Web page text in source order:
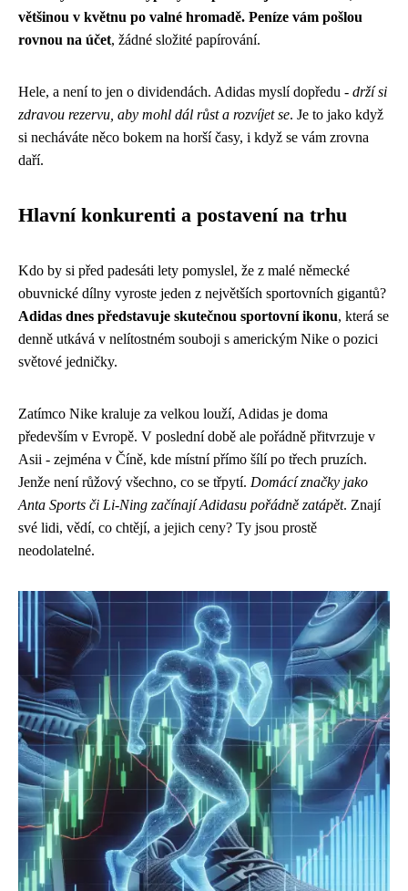
většinou v květnu po valné hromadě. Peníze vám pošlou
rovnou na účet, žádné složité papírování.
Hele, a není to jen o dividendách. Adidas myslí dopředu - drží si
zdravou rezervu, aby mohl dál růst a rozvíjet se. Je to jako když
si necháváte něco bokem na horší časy, i když se vám zrovna
daří.
Hlavní konkurenti a postavení na trhu
Kdo by si před padesáti lety pomyslel, že z malé německé
obuvnické dílny vyroste jeden z největších sportovních gigantů?
Adidas dnes představuje skutečnou sportovní ikonu, která se
denně utkává v nelítostném souboji s americkým Nike o pozici
světové jedničky.
Zatímco Nike kraluje za velkou louží, Adidas je doma
především v Evropě. V poslední době ale pořádně přitvrzuje v
Asii - zejména v Číně, kde místní přímo šílí po třech pruzích.
Jenže není růžový všechno, co se třpytí. Domácí značky jako
Anta Sports či Li-Ning začínají Adidasu pořádně zatápět. Znají
své lidi, vědí, co chtějí, a jejich ceny? Ty jsou prostě
neodolatelné.